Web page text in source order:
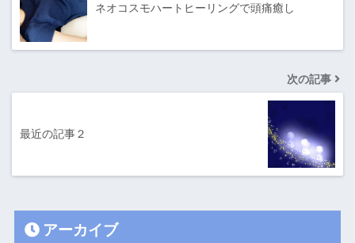
ネオコスモハートヒーリングで頭痛癒し
次の記事
最近の記事２
アーカイブ